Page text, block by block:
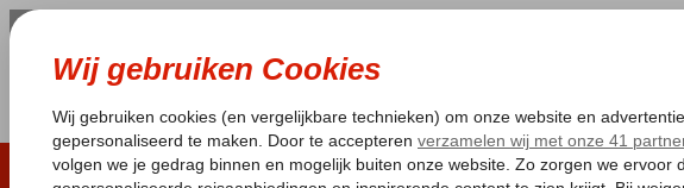
LAST MINUTE ZOMER 2026 ZONVAKANTIE